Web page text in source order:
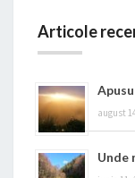
Articole
august
Unde